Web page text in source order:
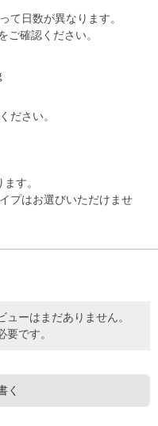
ださい。
す。
プはお選びいただけませ
て日数が異なります。
ご確認ください。
ーはまだありません。
要です。
く